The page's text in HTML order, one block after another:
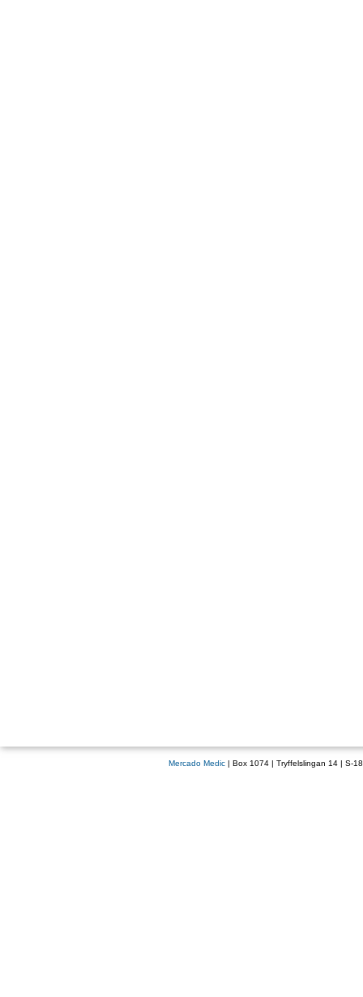
Mercado Medic| Box 1074 | Tryffelslingan 14 | S-